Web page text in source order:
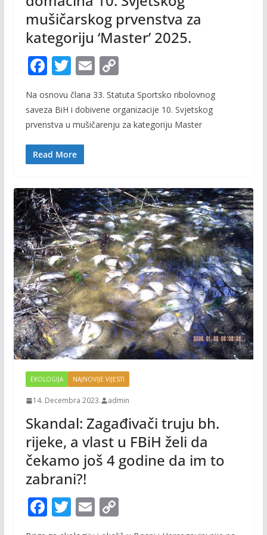
mušičarskog prvenstva za
kategoriju ‘Master’ 2025.
F
e
b
o
o
T
w
itt
er
E
ai
l
C
p
y
Na osnovu člana 33. Statuta Sportsko ribolovnog
saveza BiH i dobivene organizacije 10. Svjetskog
prvenstva u mušičarenju za kategoriju Master
Read More
EKOLOGIJA NAJNOVIJE VIJESTI
14. Decembra 2023. admin
Skandal: Zagađivači truju bh.
rijeke, a vlast u FBiH želi da
čekamo još 4 godine da im to
zabrani?!
F
ac
T
w
E
m
C
o